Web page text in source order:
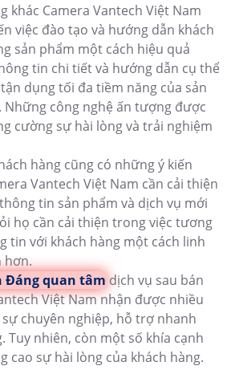
khác Camera Vantech Việt Nam
việc đào tạo và hướng dẫn khách
sản phẩm một cách hiệu quả
tin chi tiết và hướng dẫn cụ thể
dụng tối đa tiềm năng của sản
công nghệ ấn tượng được
cường sự hài lòng và trải nghiệm
hàng cũng có những ý kiến
Vantech Việt Nam cần cải thiện
tin sản phẩm và dịch vụ mới
họ cần cải thiện trong việc tương
tin với khách hàng một cách linh
hơn.
Đáng quan tâm dịch vụ sau bán
Việt Nam nhận được nhiều
chuyên nghiệp, hỗ trợ nhanh
Tuy nhiên, còn một số khía cạnh
cao sự hài lòng của khách hàng.